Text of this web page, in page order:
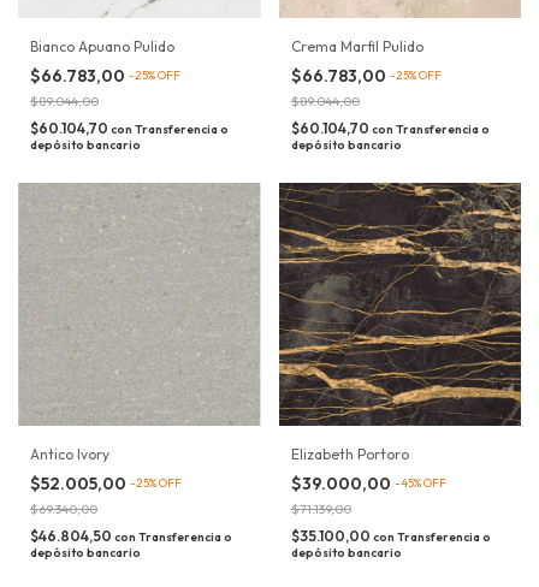
Bianco Apuano Pulido
$66.783,00 -25%OFF
$89.044,00
$60.104,70 con Transferencia o
depósito bancario
Crema Marfil Pulido
$66.783,00 -25%OFF
$89.044,00
$60.104,70 con Transferencia o
depósito bancario
Antico Ivory
$52.005,00 -25%OFF
$69.340,00
$46.804,50 con Transferencia o
depósito bancario
Elizabeth Portoro
$39.000,00 -45%OFF
$71.139,00
$35.100,00 con Transferencia o
depósito bancario